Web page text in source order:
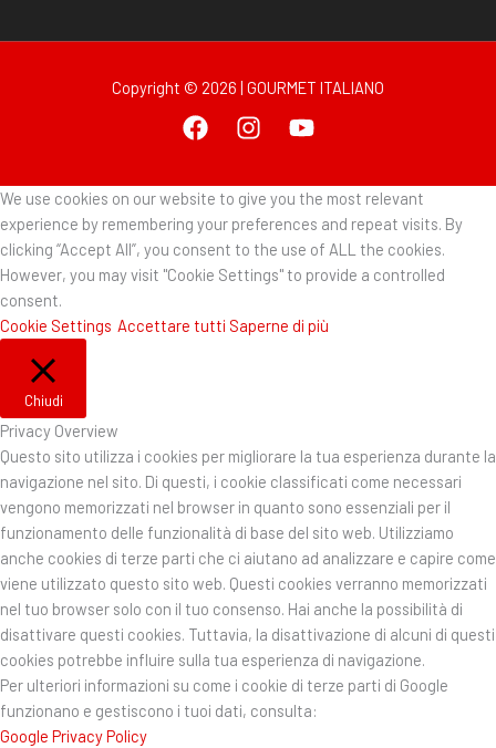
Copyright © 2026 | GOURMET ITALIANO
We use cookies on our website to give you the most relevant
experience by remembering your preferences and repeat visits. By
clicking “Accept All”, you consent to the use of ALL the cookies.
However, you may visit "Cookie Settings" to provide a controlled
consent.
Cookie Settings Accettare tutti Saperne di più
Chiudi
Privacy Overview
Questo sito utilizza i cookies per migliorare la tua esperienza durante la
navigazione nel sito. Di questi, i cookie classificati come necessari
vengono memorizzati nel browser in quanto sono essenziali per il
funzionamento delle funzionalità di base del sito web. Utilizziamo
anche cookies di terze parti che ci aiutano ad analizzare e capire come
viene utilizzato questo sito web. Questi cookies verranno memorizzati
nel tuo browser solo con il tuo consenso. Hai anche la possibilità di
disattivare questi cookies. Tuttavia, la disattivazione di alcuni di questi
cookies potrebbe influire sulla tua esperienza di navigazione.
Per ulteriori informazioni su come i cookie di terze parti di Google
funzionano e gestiscono i tuoi dati, consulta:
Google Privacy Policy